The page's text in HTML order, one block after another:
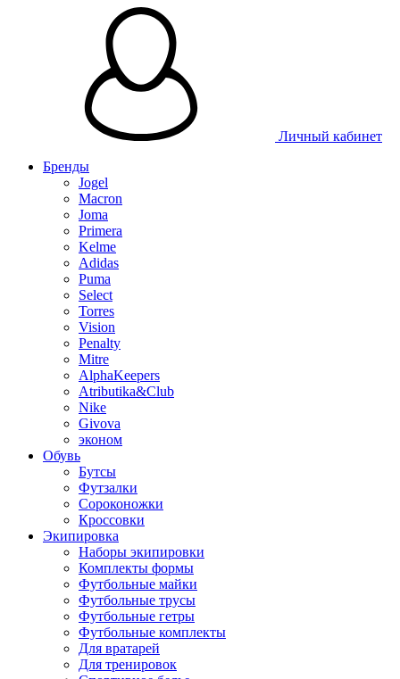
Личный кабинет
Бренды
Jogel
Macron
Joma
Primera
Kelme
Adidas
Puma
Select
Torres
Vision
Penalty
Mitre
AlphaKeepers
Atributika&Club
Nike
Givova
эконом
Обувь
Бутсы
Футзалки
Сороконожки
Кроссовки
Экипировка
Наборы экипировки
Комплекты формы
Футбольные майки
Футбольные трусы
Футбольные гетры
Футбольные комплекты
Для вратарей
Для тренировок